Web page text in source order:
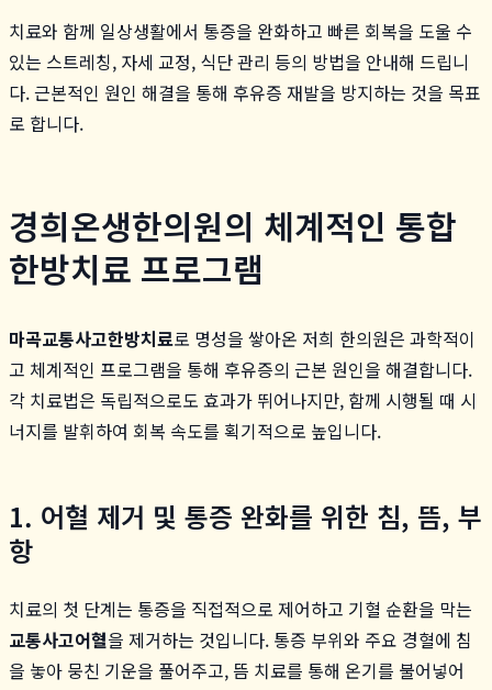
치료와 함께 일상생활에서 통증을 완화하고 빠른 회복을 도울 수
있는 스트레칭, 자세 교정, 식단 관리 등의 방법을 안내해 드립니
다. 근본적인 원인 해결을 통해 후유증 재발을 방지하는 것을 목표
로 합니다.
경희온생한의원의 체계적인 통합
한방치료 프로그램
마곡교통사고한방치료로 명성을 쌓아온 저희 한의원은 과학적이
고 체계적인 프로그램을 통해 후유증의 근본 원인을 해결합니다.
각 치료법은 독립적으로도 효과가 뛰어나지만, 함께 시행될 때 시
너지를 발휘하여 회복 속도를 획기적으로 높입니다.
1. 어혈 제거 및 통증 완화를 위한 침, 뜸, 부
항
치료의 첫 단계는 통증을 직접적으로 제어하고 기혈 순환을 막는
교통사고어혈을 제거하는 것입니다. 통증 부위와 주요 경혈에 침
을 놓아 뭉친 기운을 풀어주고, 뜸 치료를 통해 온기를 불어넣어